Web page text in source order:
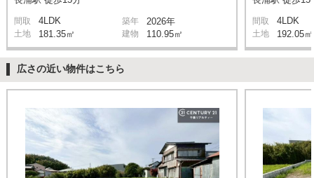
間取 4LDK 築年 2026年
土地 181.35㎡ 建物 110.95㎡
間取 4LDK
土地 192.05㎡
広さの近い物件はこちら